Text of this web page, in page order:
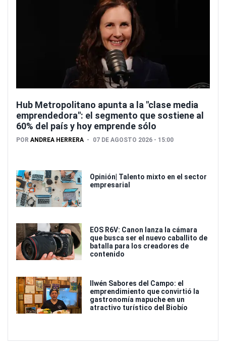
Hub Metropolitano apunta a la "clase media
emprendedora": el segmento que sostiene al
60% del país y hoy emprende sólo
POR ANDREA HERRERA 07 DE AGOSTO 2026 - 15:00
Opinión| Talento mixto en el sector
empresarial
EOS R6V: Canon lanza la cámara
que busca ser el nuevo caballito de
batalla para los creadores de
contenido
Ilwén Sabores del Campo: el
emprendimiento que convirtió la
gastronomía mapuche en un
atractivo turístico del Biobío